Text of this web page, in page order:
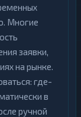
Многие
заявки,
на рынке.
где-
в
ручной